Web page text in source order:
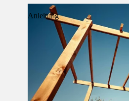
Anleitung